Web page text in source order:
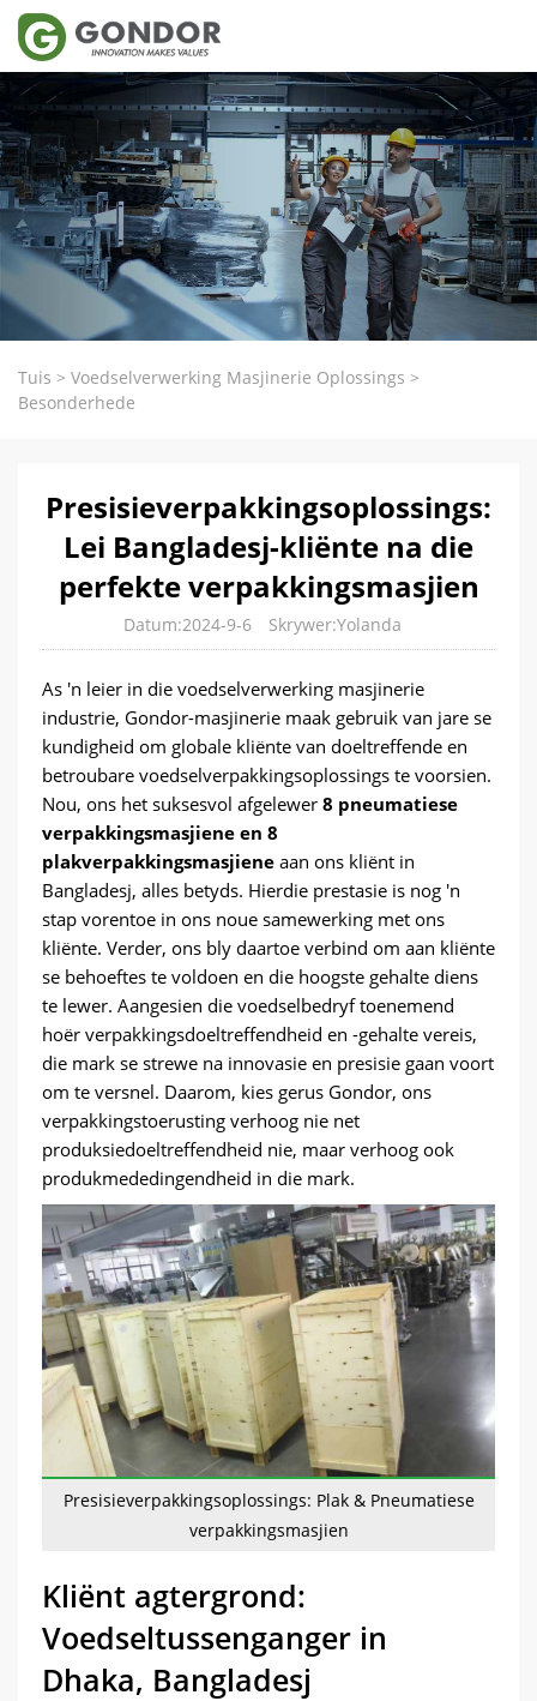
Tuis > Voedselverwerking Masjinerie Oplossings >
Besonderhede
Presisieverpakkingsoplossings:
Lei Bangladesj-kliënte na die
perfekte verpakkingsmasjien
Datum:2024-9-6 Skrywer:Yolanda
As 'n leier in die voedselverwerking masjinerie
industrie, Gondor-masjinerie maak gebruik van jare se
kundigheid om globale kliënte van doeltreffende en
betroubare voedselverpakkingsoplossings te voorsien.
Nou, ons het suksesvol afgelewer 8 pneumatiese
verpakkingsmasjiene en 8
plakverpakkingsmasjiene aan ons kliënt in
Bangladesj, alles betyds. Hierdie prestasie is nog 'n
stap vorentoe in ons noue samewerking met ons
kliënte. Verder, ons bly daartoe verbind om aan kliënte
se behoeftes te voldoen en die hoogste gehalte diens
te lewer. Aangesien die voedselbedryf toenemend
hoër verpakkingsdoeltreffendheid en -gehalte vereis,
die mark se strewe na innovasie en presisie gaan voort
om te versnel. Daarom, kies gerus Gondor, ons
verpakkingstoerusting verhoog nie net
produksiedoeltreffendheid nie, maar verhoog ook
produkmededingendheid in die mark.
Presisieverpakkingsoplossings: Plak & Pneumatiese
verpakkingsmasjien
Kliënt agtergrond:
Voedseltussenganger in
Dhaka, Bangladesj